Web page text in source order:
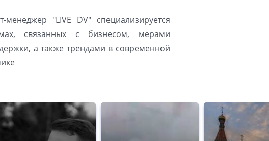
менеджер "LIVE DV" специализируется
связанных с бизнесом, мерами
а также трендами в современной